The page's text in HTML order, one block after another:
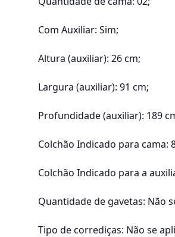
Com Auxiliar: Sim;
Altura (auxiliar): 26 cm;
Largura (auxiliar): 91 cm;
Profundidade (auxiliar): 189
Colchão Indicado para cama:
Colchão Indicado para a
Quantidade de gavetas: Não
Tipo de corrediças: Não se